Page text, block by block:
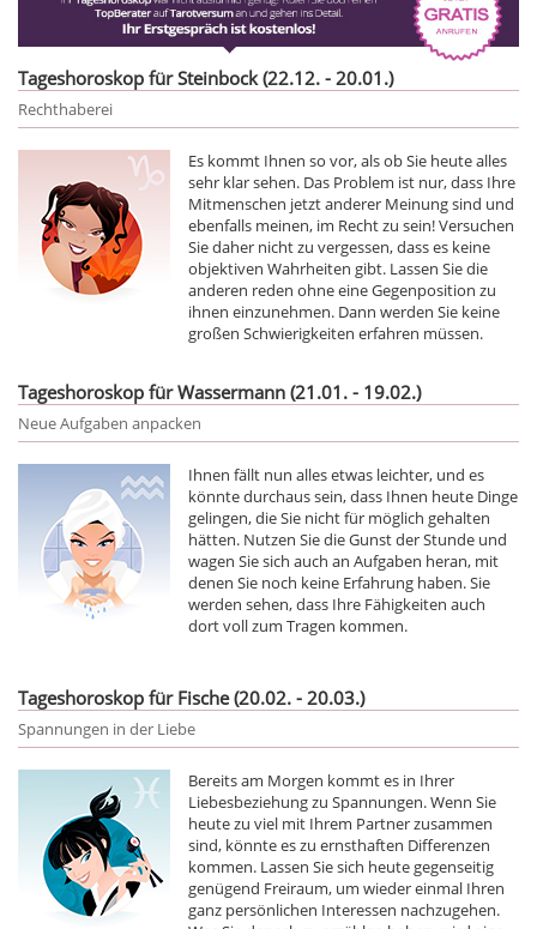
Tageshoroskop für Steinbock (22.12. - 20.01.)
Rechthaberei
Es kommt Ihnen so vor, als ob Sie heute alles
sehr klar sehen. Das Problem ist nur, dass Ihre
Mitmenschen jetzt anderer Meinung sind und
ebenfalls meinen, im Recht zu sein! Versuchen
Sie daher nicht zu vergessen, dass es keine
objektiven Wahrheiten gibt. Lassen Sie die
anderen reden ohne eine Gegenposition zu
ihnen einzunehmen. Dann werden Sie keine
großen Schwierigkeiten erfahren müssen.
Tageshoroskop für Wassermann (21.01. - 19.02.)
Neue Aufgaben anpacken
Ihnen fällt nun alles etwas leichter, und es
könnte durchaus sein, dass Ihnen heute Dinge
gelingen, die Sie nicht für möglich gehalten
hätten. Nutzen Sie die Gunst der Stunde und
wagen Sie sich auch an Aufgaben heran, mit
denen Sie noch keine Erfahrung haben. Sie
werden sehen, dass Ihre Fähigkeiten auch
dort voll zum Tragen kommen.
Tageshoroskop für Fische (20.02. - 20.03.)
Spannungen in der Liebe
Bereits am Morgen kommt es in Ihrer
Liebesbeziehung zu Spannungen. Wenn Sie
heute zu viel mit Ihrem Partner zusammen
sind, könnte es zu ernsthaften Differenzen
kommen. Lassen Sie sich heute gegenseitig
genügend Freiraum, um wieder einmal Ihren
ganz persönlichen Interessen nachzugehen.